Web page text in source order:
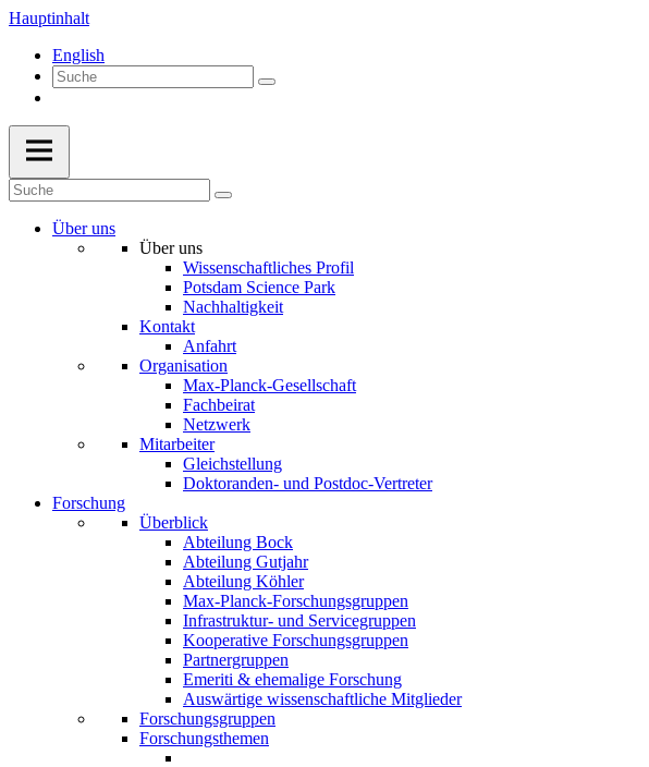
Hauptinhalt
English
Über uns
Über uns
Wissenschaftliches Profil
Potsdam Science Park
Nachhaltigkeit
Kontakt
Anfahrt
Organisation
Max-Planck-Gesellschaft
Fachbeirat
Netzwerk
Mitarbeiter
Gleichstellung
Doktoranden- und Postdoc-Vertreter
Forschung
Überblick
Abteilung Bock
Abteilung Gutjahr
Abteilung Köhler
Max-Planck-Forschungsgruppen
Infrastruktur- und Servicegruppen
Kooperative Forschungsgruppen
Partnergruppen
Emeriti & ehemalige Forschung
Auswärtige wissenschaftliche Mitglieder
Forschungsgruppen
Forschungsthemen